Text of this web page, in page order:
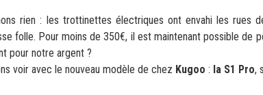
rien : les trottinettes électriques ont envahi les rues
folle. Pour moins de 350€, il est maintenant possible de
pour notre argent ?
voir avec le nouveau modèle de chez Kugoo : la S1 Pro,